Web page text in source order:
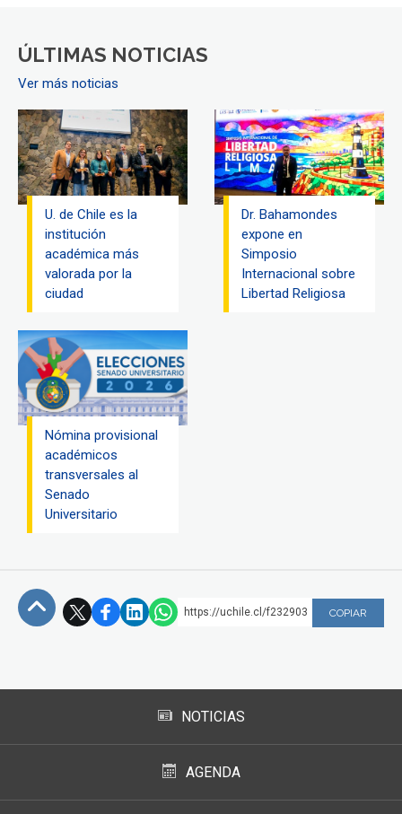
ÚLTIMAS NOTICIAS
Ver más noticias
U. de Chile es la
institución
académica más
valorada por la
ciudad
Dr. Bahamondes
expone en
Simposio
Internacional sobre
Libertad Religiosa
Nómina provisional
académicos
transversales al
Senado
Universitario
https://uchile.cl/f232903 COPIAR
NOTICIAS
AGENDA